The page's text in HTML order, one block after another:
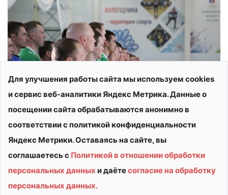
© 2026 АУ ДО ВО «СШОР «ВИТЯЗЬ»
Политика конфиденциальности
Для улучшения работы сайта мы используем cookies
и сервис веб-аналитики Яндекс Метрика. Данные о
посещении сайта обрабатываются анонимно в
соответствии с политикой конфиденциальности
Яндекс Метрики. Оставаясь на сайте, вы
соглашаетесь с Политикой в отношении обработки
персональных данных и даётесогласие на обработку
персональных данных.